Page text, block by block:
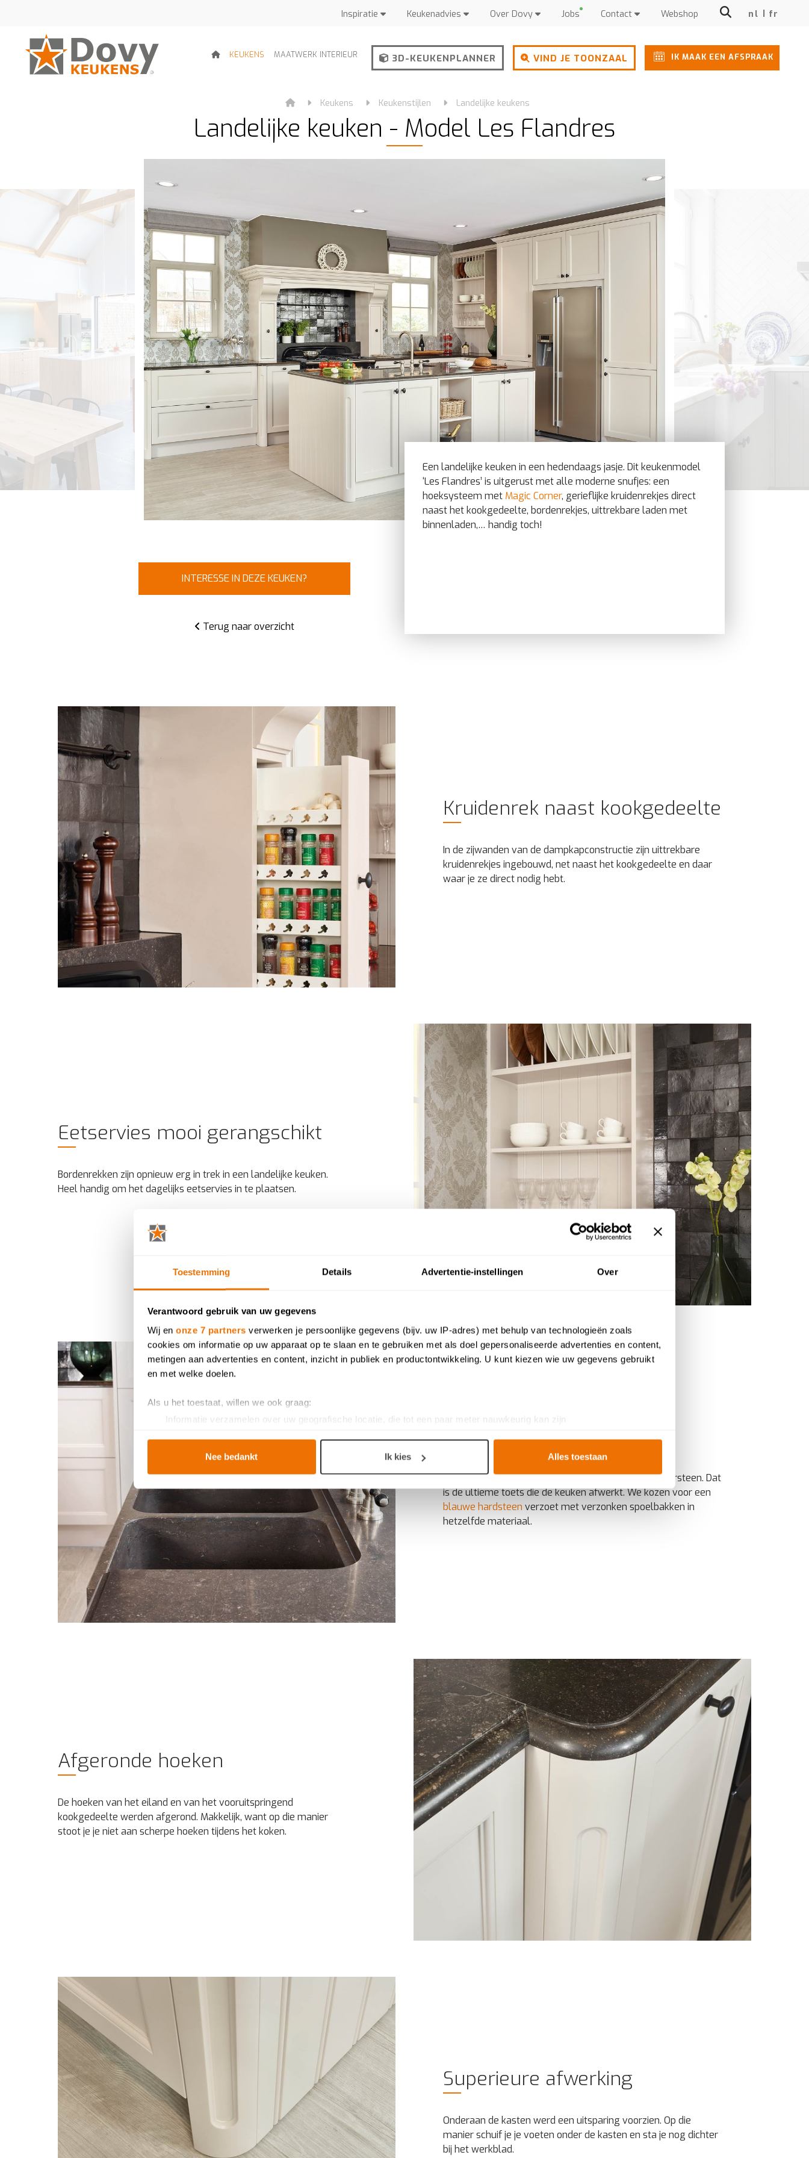
Toestemming Details Advertentie-instellingen Over
Verantwoord gebruik van uw gegevens
Wij en onze 7 partners verwerken je persoonlijke gegevens (bijv. uw IP-adres) met behulp van technologieën zoals
cookies om informatie op uw apparaat op te slaan en te gebruiken met als doel gepersonaliseerde advertenties en content,
metingen aan advertenties en content, inzicht in publiek en productontwikkeling. U kunt kiezen wie uw gegevens gebruikt
en met welke doelen.
Als u het toestaat, willen we ook graag:
Informatie verzamelen over uw geografische locatie, die tot een paar meter nauwkeurig kan zijn
toestemming op elk moment wijzigen of intrekken in de Cookieverklaring.
Breng uw cookies, net als een keukenproject, op smaak voor een ervaring op maat. Door de cookies te accepteren, geniet
u van een vloeiende ervaring. Ze zorgen voor eenfunctionele website, bieden inzichten om teanalyserenwat beter kan
en helpen ons om u eengepersonaliseerde ervaring te bieden zoals aangegeven in hetcookiebeleid
Nee bedankt Ik kies Alles toestaan
Inspiratie Keukenadvies Over Dovy Jobs Contact Webshop nl fr
KEUKENS MAATWERK INTERIEUR 3D-KEUKENPLANNER VIND JE TOONZAAL IK MAAK EEN AFSPRAAK
Keukens Keukenstijlen Landelijke keukens
Landelijke keuken - Model Les Flandres
INTERESSE IN DEZE KEUKEN?
Terug naar overzicht
Een landelijke keuken in een hedendaags jasje. Dit keukenmodel
‘Les Flandres’ is uitgerust met alle moderne snufjes: een
hoeksysteem met Magic Corner, gerieflijke kruidenrekjes direct
naast het kookgedeelte, bordenrekjes, uittrekbare laden met
binnenladen,… handig toch!
Kruidenrek naast kookgedeelte
In de zijwanden van de dampkapconstructie zijn uittrekbare
kruidenrekjes ingebouwd, net naast het kookgedeelte en daar
waar je ze direct nodig hebt.
Eetservies mooi gerangschikt
Bordenrekken zijn opnieuw erg in trek in een landelijke keuken.
Heel handig om het dagelijks eetservies in te plaatsen.
Werkblad in natuursteen
Bij een landelijke keuken hoort een werkblad in natuursteen. Dat
is de ultieme toets die de keuken afwerkt. We kozen voor een
blauwe hardsteen verzoet met verzonken spoelbakken in
hetzelfde materiaal.
Afgeronde hoeken
De hoeken van het eiland en van het vooruitspringend
kookgedeelte werden afgerond. Makkelijk, want op die manier
stoot je je niet aan scherpe hoeken tijdens het koken.
Superieure afwerking
Onderaan de kasten werd een uitsparing voorzien. Op die
manier schuif je je voeten onder de kasten en sta je nog dichter
bij het werkblad.